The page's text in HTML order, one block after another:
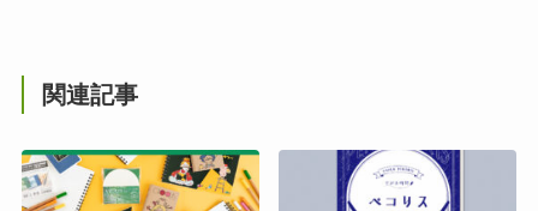
関連記事